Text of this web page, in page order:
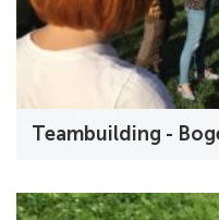
Teambuilding -